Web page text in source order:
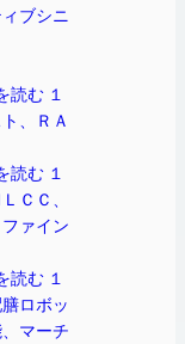
ブシニ
読む １
、ＲＡ
読む １
ＣＣ、
ァイン
読む １
ロボッ
マーチ